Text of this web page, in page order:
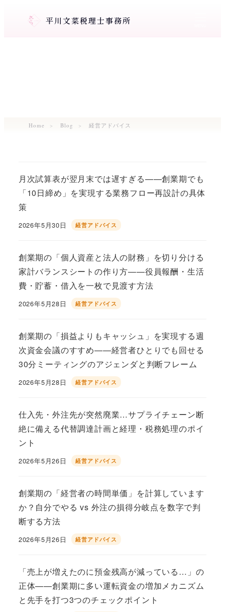
平川文菜税理士事務所
Home Blog 経営アドバイス
月次試算表が翌月末では遅すぎる——創業期でも
「10日締め」を実現する業務フロー再設計の具体
策
投稿日
2026年5月30日 経営アドバイス
創業期の「個人資産と法人の財務」を切り分ける
家計バランスシートの作り方——役員報酬・生活
費・貯蓄・借入を一枚で見渡す方法
投稿日
2026年5月28日 経営アドバイス
創業期の「損益よりもキャッシュ」を実現する週
次資金会議のすすめ——経営者ひとりでも回せる
30分ミーティングのアジェンダと判断フレーム
投稿日
2026年5月28日 経営アドバイス
仕入先・外注先が突然廃業…サプライチェーン断
絶に備える代替調達計画と経理・税務処理のポイ
ント
投稿日
2026年5月26日 経営アドバイス
創業期の「経営者の時間単価」を計算しています
か？自分でやる vs 外注の損得分岐点を数字で判
断する方法
投稿日
2026年5月26日 経営アドバイス
「売上が増えたのに預金残高が減っている…」の
正体——創業期に多い運転資金の増加メカニズム
と先手を打つ3つのチェックポイント